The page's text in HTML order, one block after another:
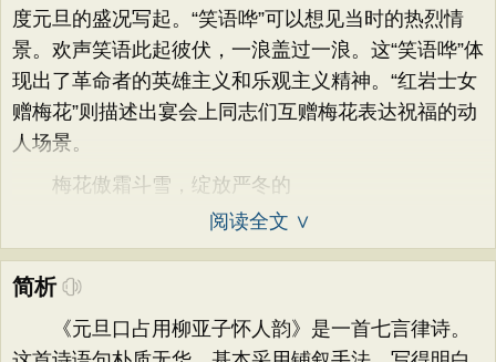
度元旦的盛况写起。“笑语哗”可以想见当时的热烈情
景。欢声笑语此起彼伏，一浪盖过一浪。这“笑语哗”体
现出了革命者的英雄主义和乐观主义精神。“红岩士女
赠梅花”则描述出宴会上同志们互赠梅花表达祝福的动
人场景。
梅花傲霜斗雪，绽放严冬的
阅读全文 ∨
简析
《元旦口占用柳亚子怀人韵》是一首七言律诗。